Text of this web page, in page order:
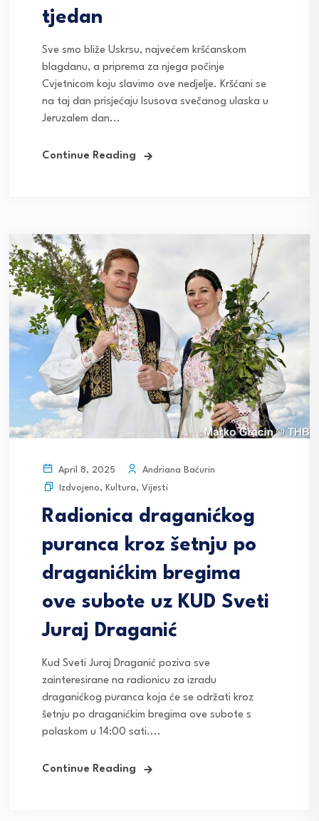
tjedan
Sve smo bliže Uskrsu, najvećem kršćanskom
blagdanu, a priprema za njega počinje
Cvjetnicom koju slavimo ove nedjelje. Kršćani se
na taj dan prisjećaju Isusova svečanog ulaska u
Jeruzalem dan...
Continue Reading
April 8, 2025
Andriana Baćurin
Izdvojeno, Kultura, Vijesti
Radionica draganićkog
puranca kroz šetnju po
draganićkim bregima
ove subote uz KUD Sveti
Juraj Draganić
Kud Sveti Juraj Draganić poziva sve
zainteresirane na radionicu za izradu
draganićkog puranca koja će se održati kroz
šetnju po draganićkim bregima ove subote s
polaskom u 14:00 sati....
Continue Reading